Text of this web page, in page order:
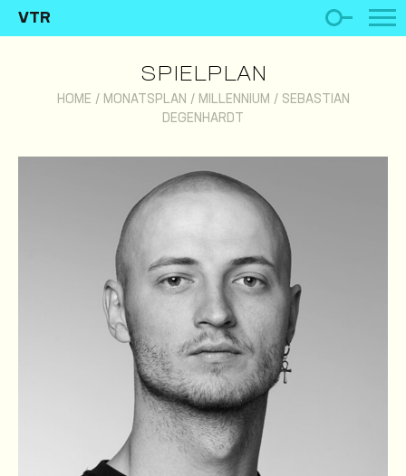
VTR
SPIELPLAN
HOME / MONATSPLAN / MILLENNIUM / SEBASTIAN
DEGENHARDT